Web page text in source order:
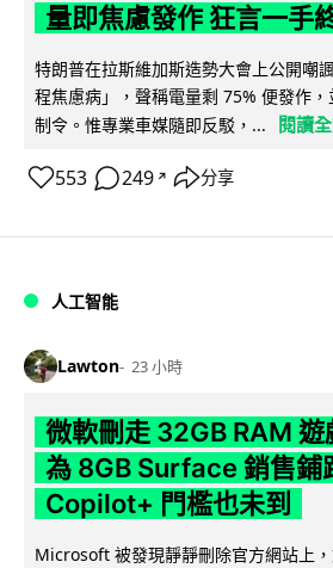
量即焦慮發作 狂言一手
特朗普在拉斯維加斯造勢大會上公開嘲
程焦慮病」，聲稱電量剩 75% 便發作
制令。惟專業車媒隨即反駁，...
閱讀
553 249 ↗ 分享
人工智能
Lawton 23 小時
微軟刪走 32GB RAM 遊
為 8GB Surface 銷售鋪
Copilot+ 門檻也未到
Microsoft 被發現靜靜刪除官方網站上